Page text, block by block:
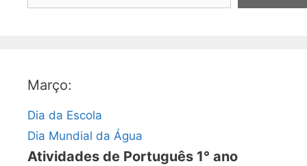
Março:
Dia da Escola
Dia Mundial da Água
Atividades de Português 1° ano